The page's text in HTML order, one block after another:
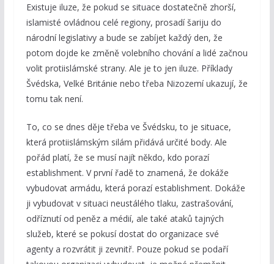
Existuje iluze, že pokud se situace dostatečně zhorší,
islamisté ovládnou celé regiony, prosadí šariju do
národní legislativy a bude se zabíjet každý den, že
potom dojde ke změně volebního chování a lidé začnou
volit protiislámské strany. Ale je to jen iluze. Příklady
Švédska, Velké Británie nebo třeba Nizozemí ukazují, že
tomu tak není.
To, co se dnes děje třeba ve Švédsku, to je situace,
která protiislámským silám přidává určité body. Ale
pořád platí, že se musí najít někdo, kdo porazí
establishment. V první řadě to znamená, že dokáže
vybudovat armádu, která porazí establishment. Dokáže
ji vybudovat v situaci neustálého tlaku, zastrašování,
odříznutí od peněz a médií, ale také ataků tajných
služeb, které se pokusí dostat do organizace své
agenty a rozvrátit ji zevnitř. Pouze pokud se podaří